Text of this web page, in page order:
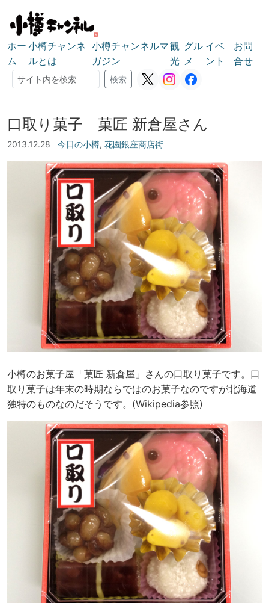
ホー
ム
小樽チャンネ
ルとは
小樽チャンネルマ
ガジン
観
光
グル
メ
イベ
ント
お問
合せ
検索
検索
口取り菓子 菓匠 新倉屋さん
2013.12.28 今日の小樽, 花園銀座商店街
小樽のお菓子屋「菓匠 新倉屋」さんの口取り菓子です。口
取り菓子は年末の時期ならではのお菓子なのですが北海道
独特のものなのだそうです。(Wikipedia参照)